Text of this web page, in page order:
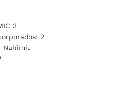
3
2
Nahimic